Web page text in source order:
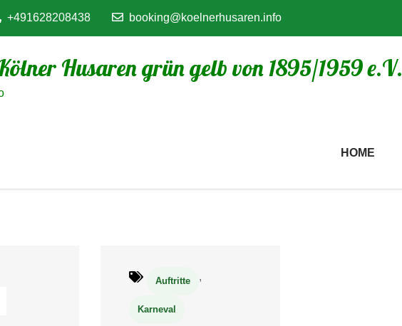
+491628208438 booking@koelnerhusaren.info
Husaren grün gelb von 1895/1959 e.V.
HOME
Auftritte ,
Karneval